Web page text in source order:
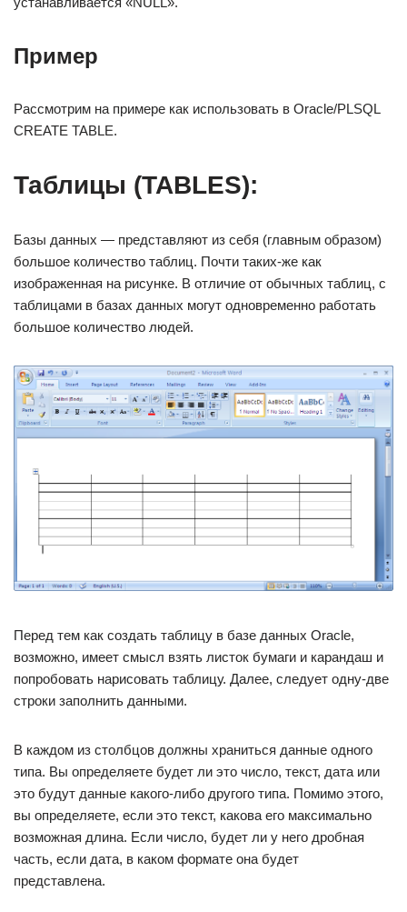
Пример
Рассмотрим на примере как использовать в Oracle/PLSQL
CREATE TABLE.
Таблицы (TABLES):
Базы данных — представляют из себя (главным образом)
большое количество таблиц. Почти таких-же как
изображенная на рисунке. В отличие от обычных таблиц, с
таблицами в базах данных могут одновременно работать
большое количество людей.
Перед тем как создать таблицу в базе данных Oracle,
возможно, имеет смысл взять листок бумаги и карандаш и
попробовать нарисовать таблицу. Далее, следует одну-две
строки заполнить данными.
В каждом из столбцов должны храниться данные одного
типа. Вы определяете будет ли это число, текст, дата или
это будут данные какого-либо другого типа. Помимо этого,
вы определяете, если это текст, какова его максимально
возможная длина. Если число, будет ли у него дробная
часть, если дата, в каком формате она будет
представлена.